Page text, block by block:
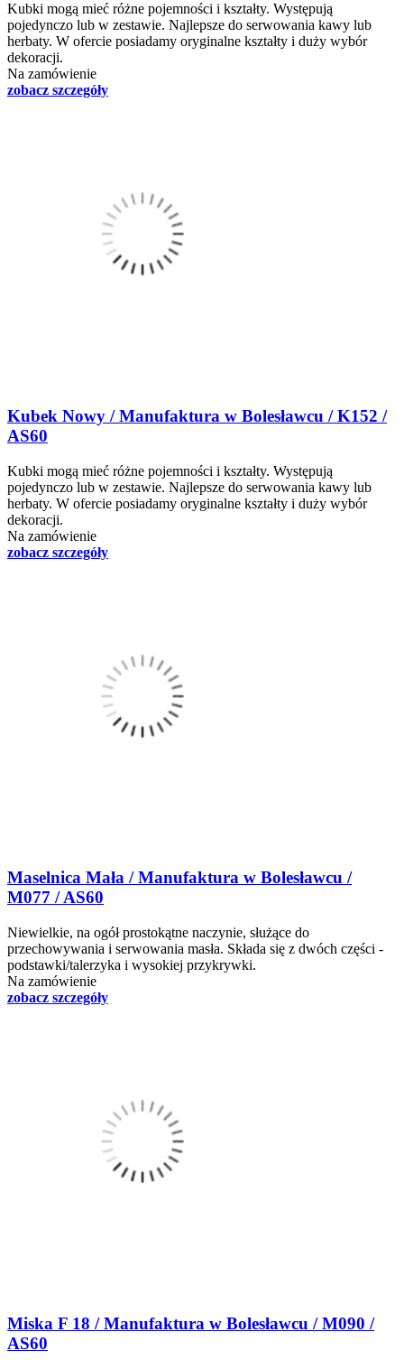
Kubki mogą mieć różne pojemności i kształty. Występują
pojedynczo lub w zestawie. Najlepsze do serwowania kawy lub
herbaty. W ofercie posiadamy oryginalne kształty i duży wybór
dekoracji.
Na zamówienie
zobacz szczegóły
Kubek Nowy / Manufaktura w Bolesławcu / K152 /
AS60
Kubki mogą mieć różne pojemności i kształty. Występują
pojedynczo lub w zestawie. Najlepsze do serwowania kawy lub
herbaty. W ofercie posiadamy oryginalne kształty i duży wybór
dekoracji.
Na zamówienie
zobacz szczegóły
Maselnica Mała / Manufaktura w Bolesławcu /
M077 / AS60
Niewielkie, na ogół prostokątne naczynie, służące do
przechowywania i serwowania masła. Składa się z dwóch części -
podstawki/talerzyka i wysokiej przykrywki.
Na zamówienie
zobacz szczegóły
Miska F 18 / Manufaktura w Bolesławcu / M090 /
AS60